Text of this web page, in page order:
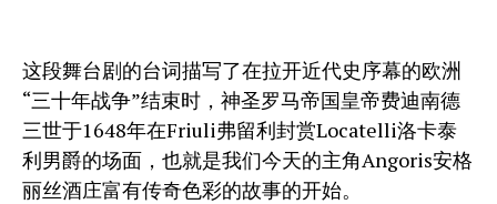
这段舞台剧的台词描写了在拉开近代史序幕的欧洲
“三十年战争”结束时，神圣罗马帝国皇帝费迪南德
三世于1648年在Friuli弗留利封赏Locatelli洛卡泰
利男爵的场面，也就是我们今天的主角Angoris安格
丽丝酒庄富有传奇色彩的故事的开始。